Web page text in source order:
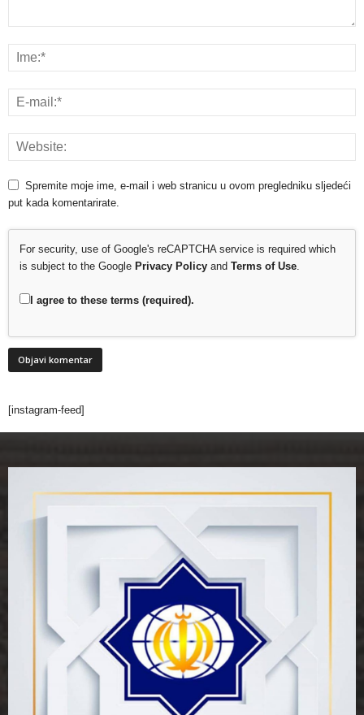
Spremite moje ime, e-mail i web stranicu u ovom pregledniku sljedeći
put kada komentarirate.
For security, use of Google's reCAPTCHA service is required which
is subject to the Google Privacy Policy and Terms of Use
I agree to these terms (required).
[instagram-feed]